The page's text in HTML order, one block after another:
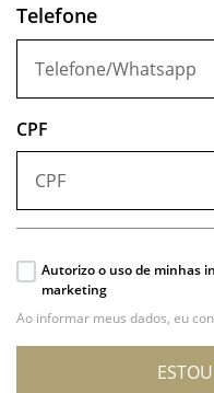
Telefone
CPF
Autorizo o uso de minhas
marketing
Ao informar meus dados, eu